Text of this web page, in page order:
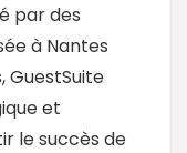
par des
à Nantes
GuestSuite
et
le succès de